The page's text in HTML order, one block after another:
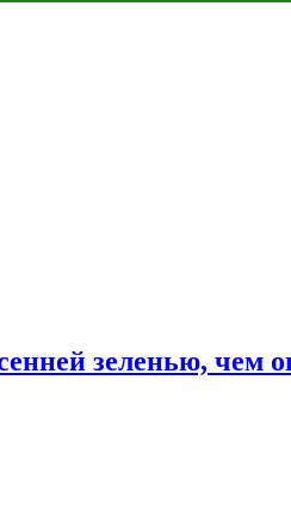
зеленью, чем